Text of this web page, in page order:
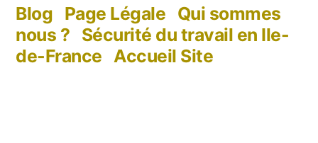
Blog Page Légale Qui sommes
nous ? Sécurité du travail en Ile-
de-France Accueil Site